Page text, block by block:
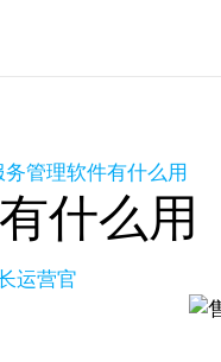
务管理软件有什么用
什么用
运营官